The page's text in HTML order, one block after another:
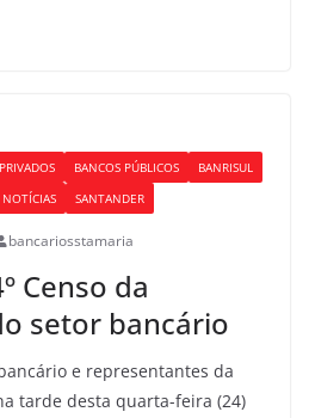
BANCOS PÚBLICOS
BANRISUL
NOTÍCIAS SANTANDER
bancariosstamaria
Censo da
setor bancário
e representantes da
tarde desta quarta-feira (24)